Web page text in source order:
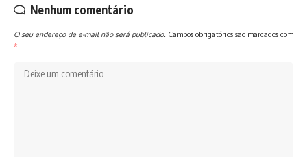
Nenhum comentário
O seu endereço de e-mail não será publicado. Campos obrigatórios são marcados com
*